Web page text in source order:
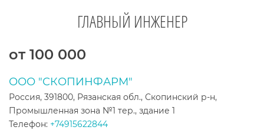
ГЛАВНЫЙ ИНЖЕНЕР
ТЕКСТ ВАКАНСИИ
от 100 000
ООО "СКОПИНФАРМ"
Россия, 391800, Рязанская обл., Скопинский р-н,
Промышленная зона №1 тер., здание 1
Телефон: +74915622844